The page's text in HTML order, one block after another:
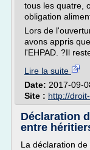
tous les quatre,
obligation
Lors de
avons appris
l'EHPAD. ?Il
Lire la suite
Date: 2017-09-
Site : http://
Déclaration
entre
La déclaration de